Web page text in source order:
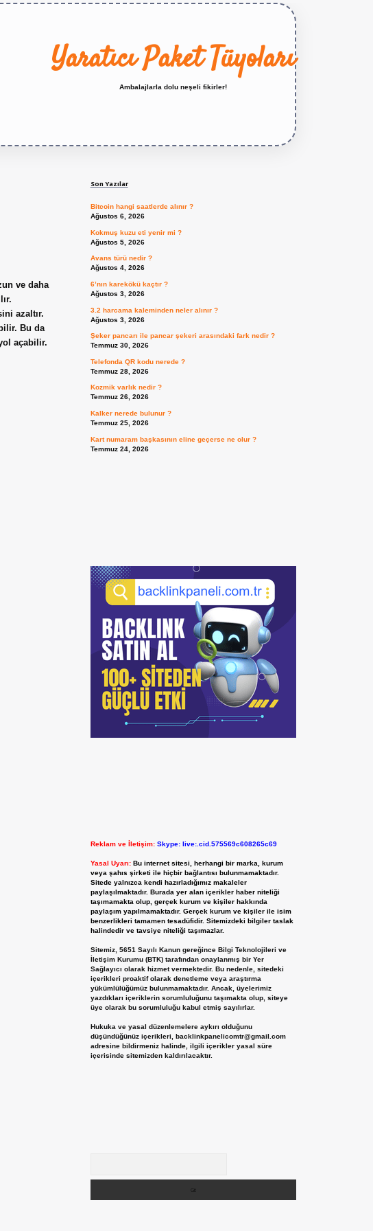
Yaratıcı Paket Tüyoları
Ambalajlarla dolu neşeli fikirler!
ve daha
azaltır.
Bu da
açabilir.
Son Yazılar
Bitcoin hangi saatlerde alınır ?
Ağustos 6, 2026
Kokmuş kuzu eti yenir mi ?
Ağustos 5, 2026
Avans türü nedir ?
Ağustos 4, 2026
6’nın karekökü kaçtır ?
Ağustos 3, 2026
3.2 harcama kaleminden neler alınır ?
Ağustos 3, 2026
Şeker pancarı ile pancar şekeri arasındaki fark nedir ?
Temmuz 30, 2026
Telefonda QR kodu nerede ?
Temmuz 28, 2026
Kozmik varlık nedir ?
Temmuz 26, 2026
Kalker nerede bulunur ?
Temmuz 25, 2026
Kart numaram başkasının eline geçerse ne olur ?
Temmuz 24, 2026
Reklam ve İletişim: Skype: live:.cid.575569c608265c69
Yasal Uyarı: Bu internet sitesi, herhangi bir marka, kurum
veya şahıs şirketi ile hiçbir bağlantısı bulunmamaktadır.
Sitede yalnızca kendi hazırladığımız makaleler
paylaşılmaktadır. Burada yer alan içerikler haber niteliği
taşımamakta olup, gerçek kurum ve kişiler hakkında
paylaşım yapılmamaktadır. Gerçek kurum ve kişiler ile isim
benzerlikleri tamamen tesadüfidir. Sitemizdeki bilgiler taslak
halindedir ve tavsiye niteliği taşımazlar.
Sitemiz, 5651 Sayılı Kanun gereğince Bilgi Teknolojileri ve
İletişim Kurumu (BTK) tarafından onaylanmış bir Yer
Sağlayıcı olarak hizmet vermektedir. Bu nedenle, sitedeki
içerikleri proaktif olarak denetleme veya araştırma
yükümlülüğümüz bulunmamaktadır. Ancak, üyelerimiz
yazdıkları içeriklerin sorumluluğunu taşımakta olup, siteye
üye olarak bu sorumluluğu kabul etmiş sayılırlar.
Hukuka ve yasal düzenlemelere aykırı olduğunu
düşündüğünüz içerikleri, backlinkpanelicomtr@gmail.com
adresine bildirmeniz halinde, ilgili içerikler yasal süre
içerisinde sitemizden kaldırılacaktır.